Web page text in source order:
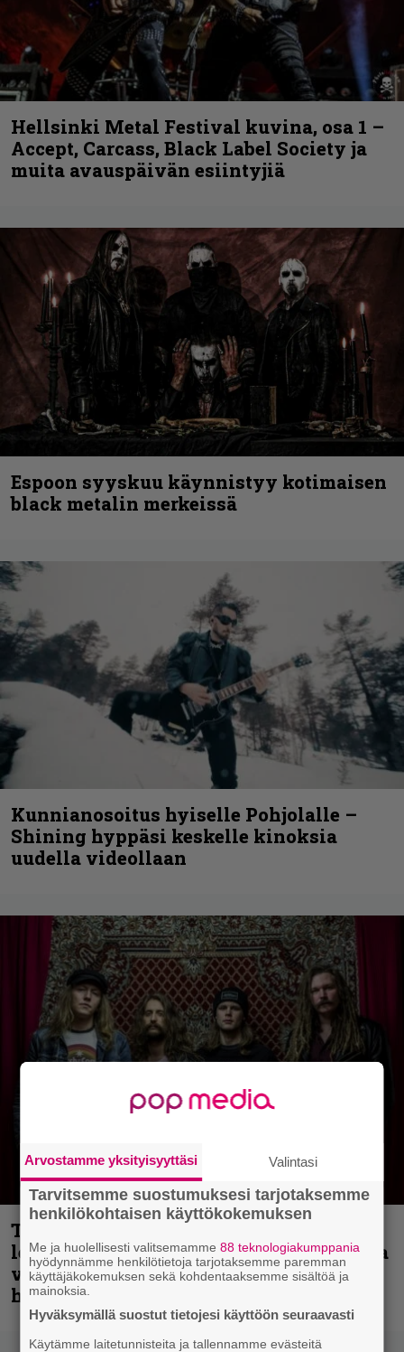
Hellsinki Metal Festival kuvina, osa 1 –
Accept, Carcass, Black Label Society ja
muita avauspäivän esiintyjiä
Espoon syyskuu käynnistyy kotimaisen
black metalin merkeissä
Kunnianosoitus hyiselle Pohjolalle –
Shining hyppäsi keskelle kinoksia
uudella videollaan
Thrash ’n’ roll -yhtye Madred ryydittää
levyjulkaisua keikkareissulla kuvatulla
videolla – ”Oltiin pakussa kusihädässä
helvetin väsyneenä…”
Arvostamme yksityisyyttäsi Valintasi
Tarvitsemme suostumuksesi tarjotaksemme
henkilökohtaisen käyttökokemuksen
Me ja huolellisesti valitsemamme88 teknologiakumppania
hyödynnämme henkilötietoja tarjotaksemme paremman
käyttäjäkokemuksen sekä kohdentaaksemme sisältöä ja
mainoksia.
Hyväksymällä suostut tietojesi käyttöön seuraavasti
Käytämme laitetunnisteita ja tallennamme evästeitä